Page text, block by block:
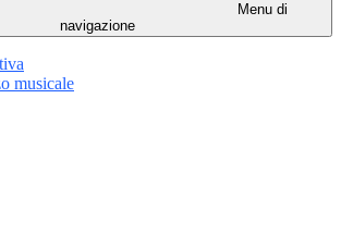
Menu di
navigazione
musicale